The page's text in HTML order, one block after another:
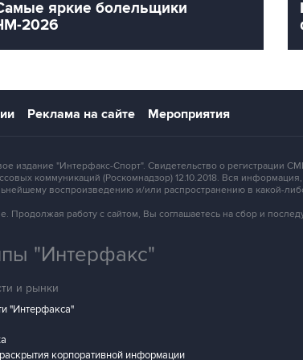
яркие болельщики
2026
Реклама на сайте Мероприятия
издание "Интерфакс-Спорт". Свидетельство о
коммуникаций (Роскомнадзор) 12.10.2018. Вся
воспроизведению и/или распространению в какой-
Продолжая работу с сайтом, Вы соглашаетесь на сбор и
"Интерфакс"
и рынки
"Интерфакса"
корпоративной информации